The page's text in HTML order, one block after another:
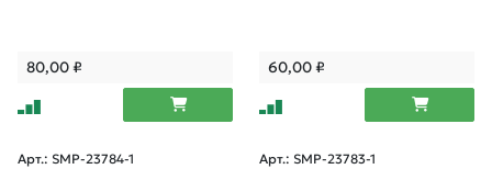
80,00₽ 60,00₽
Арт.: SMP-23784-1 Арт.: SMP-23783-1